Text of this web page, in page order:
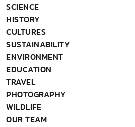
SCIENCE
HISTORY
CULTURES
SUSTAINABILITY
ENVIRONMENT
EDUCATION
TRAVEL
PHOTOGRAPHY
WILDLIFE
OUR TEAM